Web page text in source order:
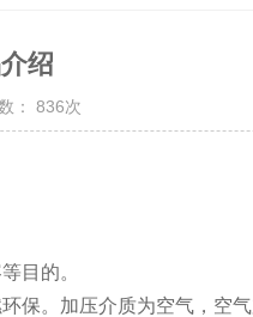
绍
： 836次
目的。
保。加压介质为空气，空